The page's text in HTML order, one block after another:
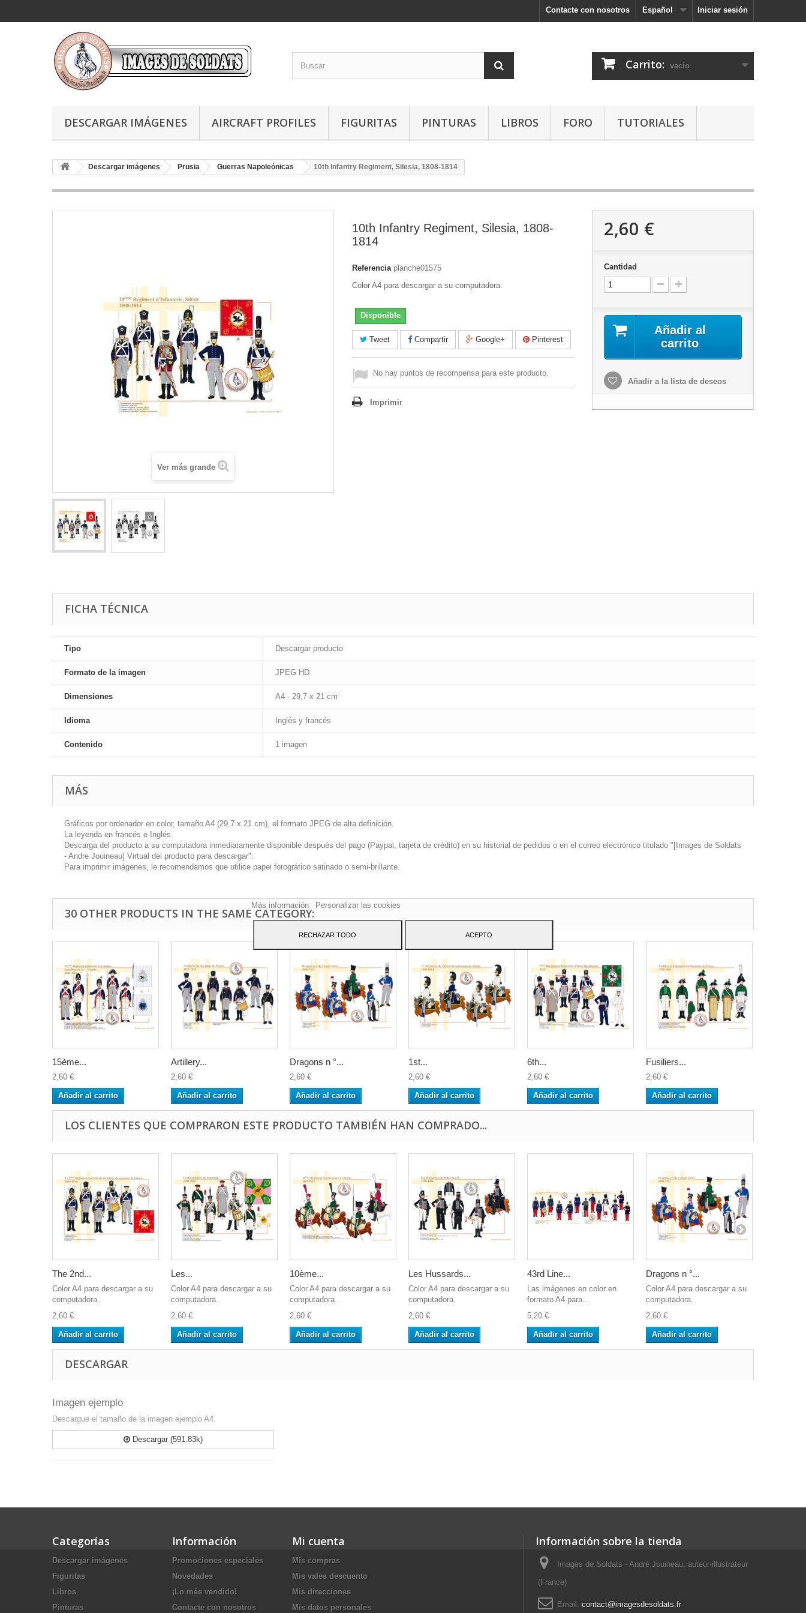
Iniciar sesión
Español
Contacte con nosotros
Carrito: vacío
DESCARGAR IMÁGENES AIRCRAFT PROFILES FIGURITAS PINTURAS LIBROS FORO TUTORIALES
Descargar imágenes Prusia Guerras Napoleónicas 10th Infantry Regiment, Silesia, 1808-1814
Ver más grande
10th Infantry Regiment, Silesia, 1808-
1814
Referencia planche01575
Color A4 para descargar a su computadora.
Disponible
Tweet Compartir Google+ Pinterest
No hay puntos de recompensa para este producto.
Imprimir
2,60 €
Cantidad
Añadir al
carrito
Añadir a la lista de deseos
FICHA TÉCNICA
Tipo Descargar producto
Formato de la imagen JPEG HD
Dimensiones A4 - 29,7 x 21 cm
Idioma Inglés y francés
Contenido 1 imagen
MÁS
Gráficos por ordenador en color, tamaño A4 (29,7 x 21 cm), el formato JPEG de alta definición.
La leyenda en francés e Inglés.
Descarga del producto a su computadora inmediatamente disponible después del pago (Paypal, tarjeta de crédito) en su historial de pedidos o en el correo electrónico titulado "[Images de Soldats
- Andre Jouineau] Virtual del producto para descargar".
Para imprimir imágenes, le recomendamos que utilice papel fotográfico satinado o semi-brillante.
30 OTHER PRODUCTS IN THE SAME CATEGORY:
15ème...
2,60 €
Añadir al carrito
Artillery...
2,60 €
Añadir al carrito
Dragons n °...
2,60 €
Añadir al carrito
1st...
2,60 €
Añadir al carrito
6th...
2,60 €
Añadir al carrito
Fusiliers...
2,60 €
Añadir al carrito
LOS CLIENTES QUE COMPRARON ESTE PRODUCTO TAMBIÉN HAN COMPRADO...
The 2nd...
Color A4 para descargar a su
computadora.
2,60 €
Añadir al carrito
Les...
Color A4 para descargar a su
computadora.
2,60 €
Añadir al carrito
10ème...
Color A4 para descargar a su
computadora.
2,60 €
Añadir al carrito
Les Hussards...
Color A4 para descargar a su
computadora.
2,60 €
Añadir al carrito
43rd Line...
Las imágenes en color en
formato A4 para...
5,20 €
Añadir al carrito
Dragons n °...
Color A4 para descargar a su
computadora.
2,60 €
Añadir al carrito
DESCARGAR
Imagen ejemplo
Descargue el tamaño de la imagen ejemplo A4.
Descargar (591.83k)
Categorías
Descargar imágenes
Figuritas
Libros
Pinturas
Información
Promociones especiales
Novedades
¡Lo más vendido!
Contacte con nosotros
Mi cuenta
Mis compras
Mis vales descuento
Mis direcciones
Mis datos personales
Información sobre la tienda
Images de Soldats - André Jouineau, auteur-illustrateur
(France)
Email: contact@imagesdesoldats.fr
Este sitio web utiliza cookies propias y de terceros para mejorar nuestros servicios y
mostrarle publicidad relacionada con sus preferencias mediante el análisis de sus
Más información
Personalizar las cookies
RECHAZAR TODO ACEPTO